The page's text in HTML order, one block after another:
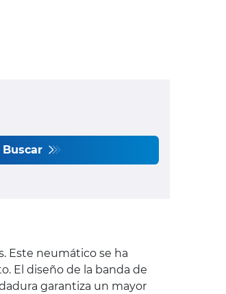
Buscar
Este neumático se ha
El diseño de la banda de
garantiza un mayor